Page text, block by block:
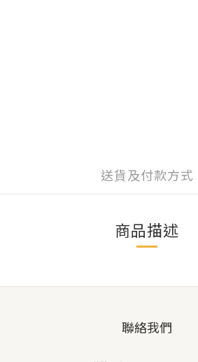
送貨及付款方式
商品描述
聯絡我們